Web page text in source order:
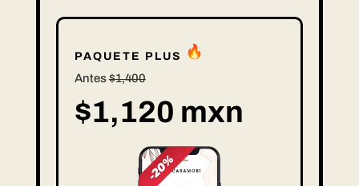
PAQUETE PLUS
Antes$1,400
$1,120 mxn